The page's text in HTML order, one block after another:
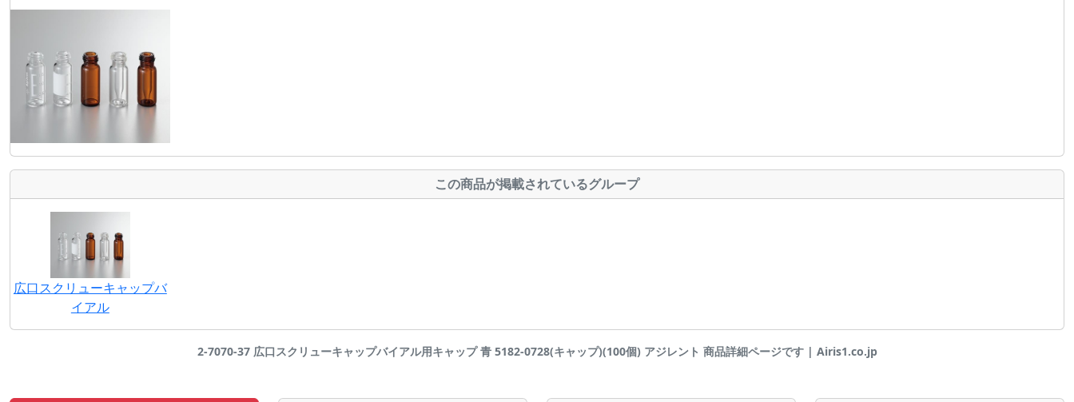
この商品が掲載されているグループ
広口スクリューキャップバ
イアル
2-7070-37 広口スクリューキャップバイアル用キャップ 青 5182-0728(キャップ)(100個) アジレント 商品詳細ページです | Airis1.co.jp